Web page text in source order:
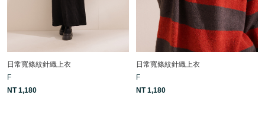
日常寬條紋針織上衣
F
NT 1,180
日常寬條紋針織上衣
F
NT 1,180